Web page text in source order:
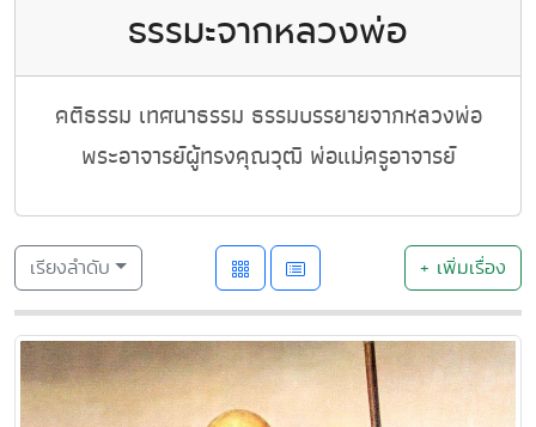
ธรรมะจากหลวงพ่อ
คติธรรม เทศนาธรรม ธรรมบรรยายจากหลวงพ่อ
พระอาจารย์ผู้ทรงคุณวุฒิ พ่อแม่ครูอาจารย์
เรียงลำดับ + เพิ่มเรื่อง